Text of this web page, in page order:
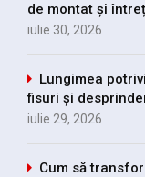
de montat și
iulie 30, 2026
Lungimea
fisuri și
iulie 29, 2026
Cum să